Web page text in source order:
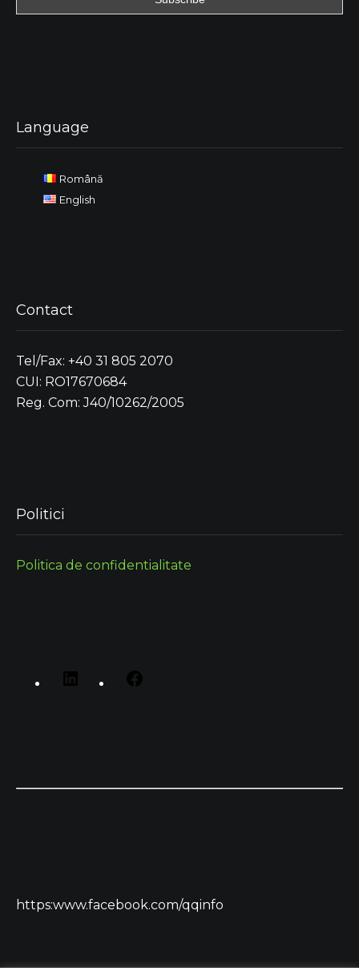
Language
Română
English
Contact
Tel/Fax: +40 31 805 2070
CUI: RO17670684
Reg. Com: J40/10262/2005
Politici
Politica de confidentialitate
https:www.facebook.com/qqinfo